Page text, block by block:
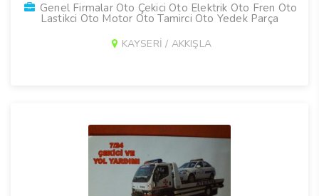
Genel Firmalar Oto Çekici Oto Elektrik Oto Fren Oto
Lastikci Oto Motor Oto Tamirci Oto Yedek Parça
KAYSERİ / AKKIŞLA